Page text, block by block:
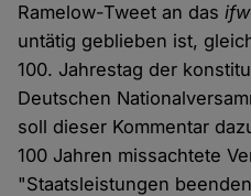
Ramelow-Tweet an dasifw
untätig geblieben ist,
100. Jahrestag der
Deutschen
soll dieser Kommentar
100 Jahren missachtete
"Staatsleistungen